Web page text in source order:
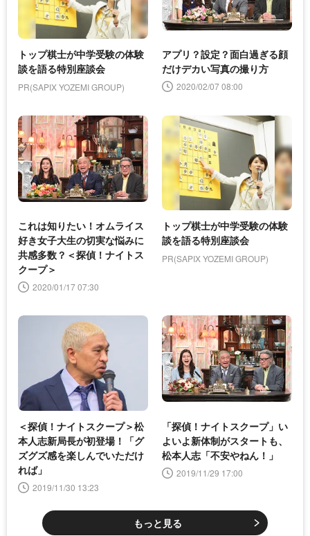
トップ棋士が中学受験の体験
談を語る特別座談会
PR(SAPIX YOZEMI GROUP)
アプリ？設定？面白過ぎる顔
だけデカい写真の撮り方
2020/02/07 08:00
これは知りたい！オムライス
好き女子大生の切実な悩みに
共感多数？＜探偵！ナイトス
クープ＞
2020/01/17 07:30
トップ棋士が中学受験の体験
談を語る特別座談会
PR(SAPIX YOZEMI GROUP)
＜探偵！ナイトスクープ＞松
本人志新局長が初登場！「グ
ズグズ感を楽しんでいただけ
れば」
2019/11/30 13:23
「探偵！ナイトスクープ」い
よいよ新体制がスタートも、
松本人志「不安やねん！」
2019/11/29 17:00
もっと見る